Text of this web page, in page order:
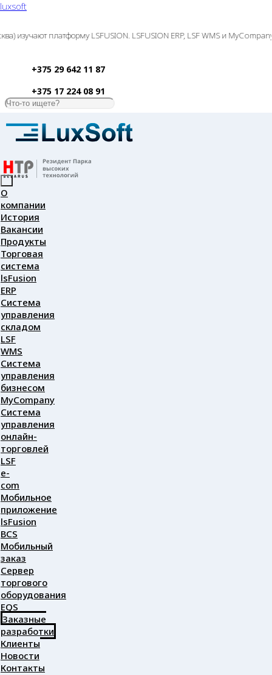
luxsoft
платформу LSFUSION. LSFUSION ERP, LSF WMS и MyCompany
+375 29 642 11 87
+375 17 224 08 91
О
компании
История
Вакансии
Продукты
Торговая
система
lsFusion
ERP
Система
управления
складом
LSF
WMS
Система
управления
бизнесом
MyCompany
Система
управления
онлайн-
торговлей
LSF
e-
com
Мобильное
приложение
lsFusion
BCS
Мобильный
заказ
Сервер
торгового
оборудования
EQS
Заказные
разработки
Клиенты
Новости
Контакты